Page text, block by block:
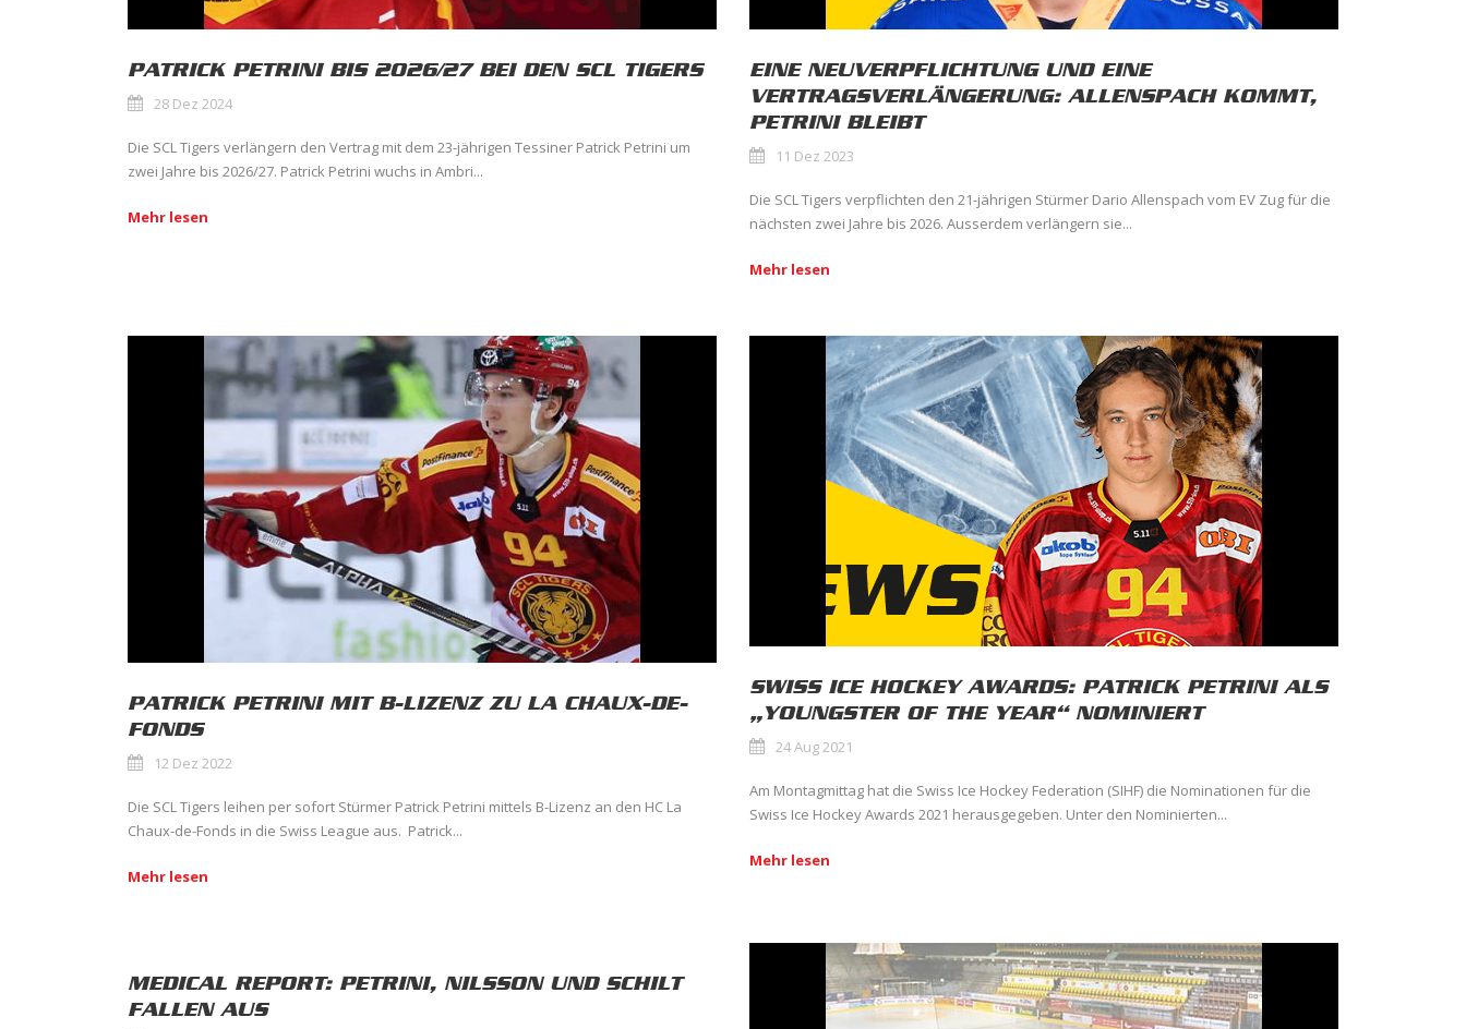
PATRICK PETRINI BIS 2026/27 BEI DEN SCL TIGERS
28 Dez 2024
Die SCL Tigers verlängern den Vertrag mit dem 23-jährigen Tessiner Patrick Petrini um
zwei Jahre bis 2026/27. Patrick Petrini wuchs in Ambri...
Mehr lesen
EINE NEUVERPFLICHTUNG UND EINE
VERTRAGSVERLÄNGERUNG: ALLENSPACH KOMMT,
PETRINI BLEIBT
11 Dez 2023
Die SCL Tigers verpflichten den 21-jährigen Stürmer Dario Allenspach vom EV Zug für die
nächsten zwei Jahre bis 2026. Ausserdem verlängern sie...
Mehr lesen
PATRICK PETRINI MIT B-LIZENZ ZU LA CHAUX-DE-
FONDS
12 Dez 2022
Die SCL Tigers leihen per sofort Stürmer Patrick Petrini mittels B-Lizenz an den HC La
Chaux-de-Fonds in die Swiss League aus. Patrick...
Mehr lesen
SWISS ICE HOCKEY AWARDS: PATRICK PETRINI ALS
„YOUNGSTER OF THE YEAR“ NOMINIERT
24 Aug 2021
Am Montagmittag hat die Swiss Ice Hockey Federation (SIHF) die Nominationen für die
Swiss Ice Hockey Awards 2021 herausgegeben. Unter den Nominierten...
Mehr lesen
MEDICAL REPORT: PETRINI, NILSSON UND SCHILT
FALLEN AUS